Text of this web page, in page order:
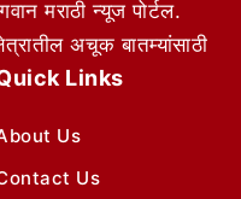
मराठी न्यूज पोर्टल.
अचूक बातम्यांसाठी
Links
Us
Us